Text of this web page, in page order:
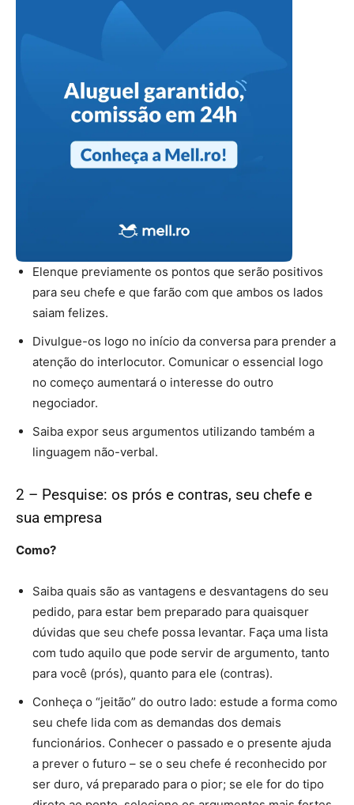
Elenque previamente os pontos que serão positivos
para seu chefe e que farão com que ambos os lados
saiam felizes.
Divulgue-os logo no início da conversa para prender a
atenção do interlocutor. Comunicar o essencial logo
no começo aumentará o interesse do outro
negociador.
Saiba expor seus argumentos utilizando também a
linguagem não-verbal.
2 – Pesquise: os prós e contras, seu chefe e
sua empresa
Como?
Saiba quais são as vantagens e desvantagens do seu
pedido, para estar bem preparado para quaisquer
dúvidas que seu chefe possa levantar. Faça uma lista
com tudo aquilo que pode servir de argumento, tanto
para você (prós), quanto para ele (contras).
Conheça o “jeitão” do outro lado: estude a forma como
seu chefe lida com as demandas dos demais
funcionários. Conhecer o passado e o presente ajuda
a prever o futuro – se o seu chefe é reconhecido por
ser duro, vá preparado para o pior; se ele for do tipo